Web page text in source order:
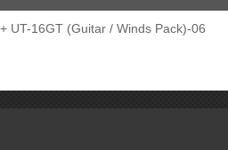
UT-16GT (Guitar / Winds Pack)-06